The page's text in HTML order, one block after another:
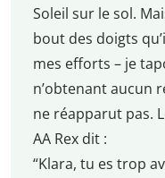
Soleil sur le sol.
bout des doigts
mes efforts – je
n’obtenant aucun
ne réapparut pas.
AA Rex dit :
“Klara, tu es trop